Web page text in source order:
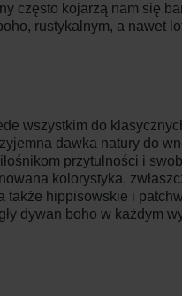
często kojarzą nam się
rustykalnym, a nawet
wszystkim do
dawka natury do
przytulności i
kolorystyka,
hippisowskie i
dywan boho w każdym